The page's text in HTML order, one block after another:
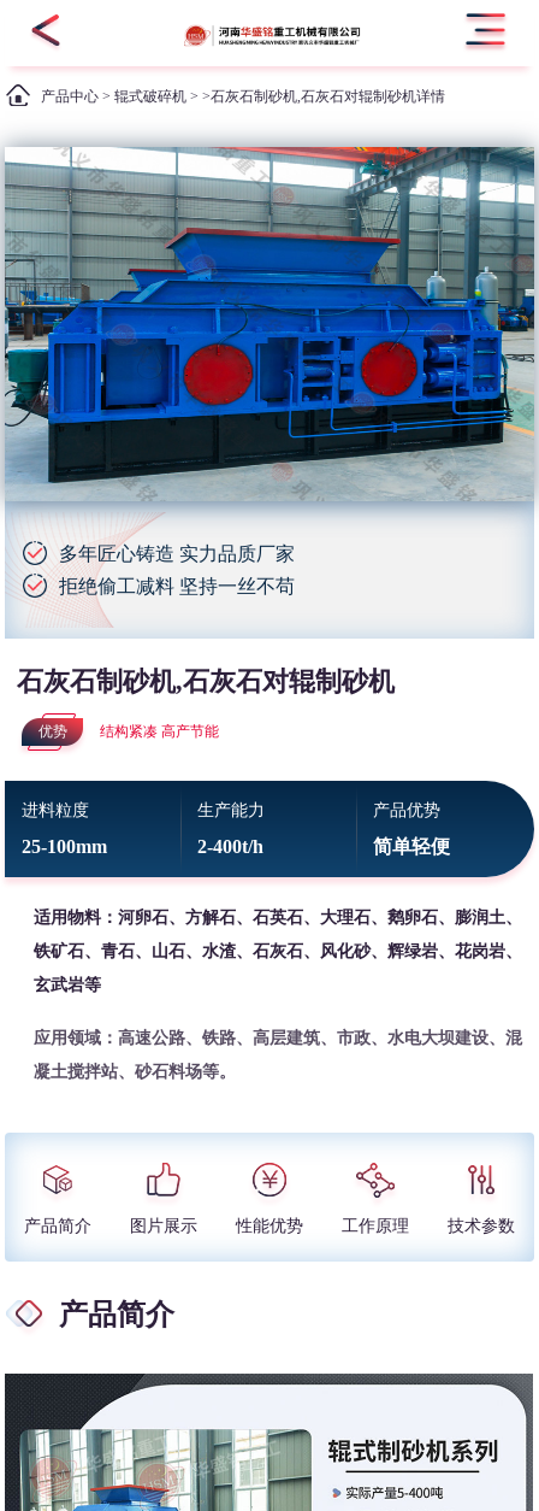
产品中心 >辊式破碎机 > >石灰石制砂机,石灰石对辊制砂机详情
多年匠心铸造 实力品质厂家
拒绝偷工减料 坚持一丝不苟
石灰石制砂机,石灰石对辊制砂机
优势 结构紧凑 高产节能
进料粒度
25-100mm
生产能力
2-400t/h
产品优势
简单轻便
适用物料：河卵石、方解石、石英石、大理石、鹅卵石、膨润土、
铁矿石、青石、山石、水渣、石灰石、风化砂、辉绿岩、花岗岩、
玄武岩等
应用领域：高速公路、铁路、高层建筑、市政、水电大坝建设、混
凝土搅拌站、砂石料场等。
产品简介 图片展示 性能优势 工作原理 技术参数
产品简介